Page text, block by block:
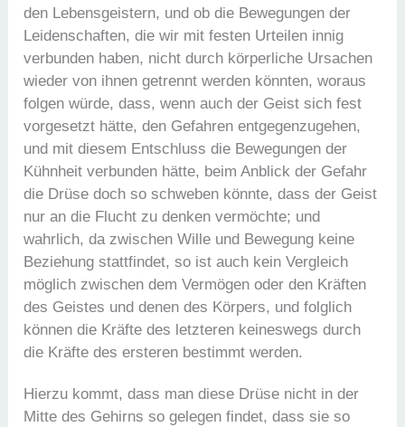
den Lebensgeistern, und ob die Bewegungen der
Leidenschaften, die wir mit festen Urteilen innig
verbunden haben, nicht durch körperliche Ursachen
wieder von ihnen getrennt werden könnten, woraus
folgen würde, dass, wenn auch der Geist sich fest
vorgesetzt hätte, den Gefahren entgegenzugehen,
und mit diesem Entschluss die Bewegungen der
Kühnheit verbunden hätte, beim Anblick der Gefahr
die Drüse doch so schweben könnte, dass der Geist
nur an die Flucht zu denken vermöchte; und
wahrlich, da zwischen Wille und Bewegung keine
Beziehung stattfindet, so ist auch kein Vergleich
möglich zwischen dem Vermögen oder den Kräften
des Geistes und denen des Körpers, und folglich
können die Kräfte des letzteren keineswegs durch
die Kräfte des ersteren bestimmt werden.
Hierzu kommt, dass man diese Drüse nicht in der
Mitte des Gehirns so gelegen findet, dass sie so